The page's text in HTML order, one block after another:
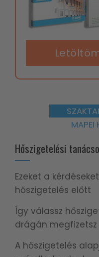
MAPEI
Hőszigetelési
Ezeket a
hőszigetelés előtt
Így válassz
drágán megfizetsz
A hőszigetelés